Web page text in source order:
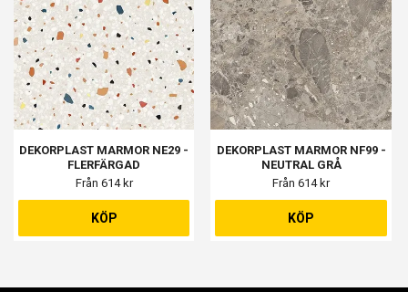
DEKORPLAST MARMOR NE29 -
FLERFÄRGAD
Från 614 kr
KÖP
DEKORPLAST MARMOR NF99 -
NEUTRAL GRÅ
Från 614 kr
KÖP